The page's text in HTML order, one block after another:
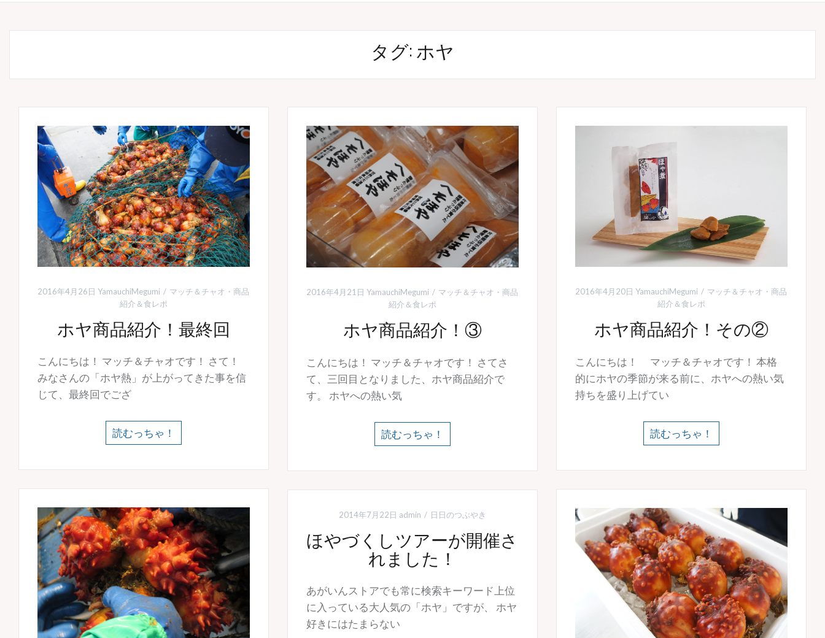
タグ:ホヤ
2016年4月26日 YamauchiMegumi マッチ＆チャオ ・商品
紹介＆食レポ
ホヤ商品紹介！最終回
こんにちは！ マッチ＆チャオです！ さて！
みなさんの「ホヤ熱」が上がってきた事を信
じて、最終回でござ
読むっちゃ！
2016年4月21日 YamauchiMegumi マッチ＆チャオ ・商品
紹介＆食レポ
ホヤ商品紹介！③
こんにちは！ マッチ＆チャオです！ さてさ
て、三回目となりました、ホヤ商品紹介で
す。 ホヤへの熱い気
読むっちゃ！
2016年4月20日 YamauchiMegumi マッチ＆チャオ ・商品
紹介＆食レポ
ホヤ商品紹介！その②
こんにちは！ マッチ＆チャオです！ 本格
的にホヤの季節が来る前に、ホヤへの熱い気
持ちを盛り上げてい
読むっちゃ！
2014年7月22日 admin 日日のつぶやき
ほやづくしツアーが開催さ
れました！
あがいんストアでも常に検索キーワード上位
に入っている大人気の「ホヤ」ですが、 ホヤ
好きにはたまらない